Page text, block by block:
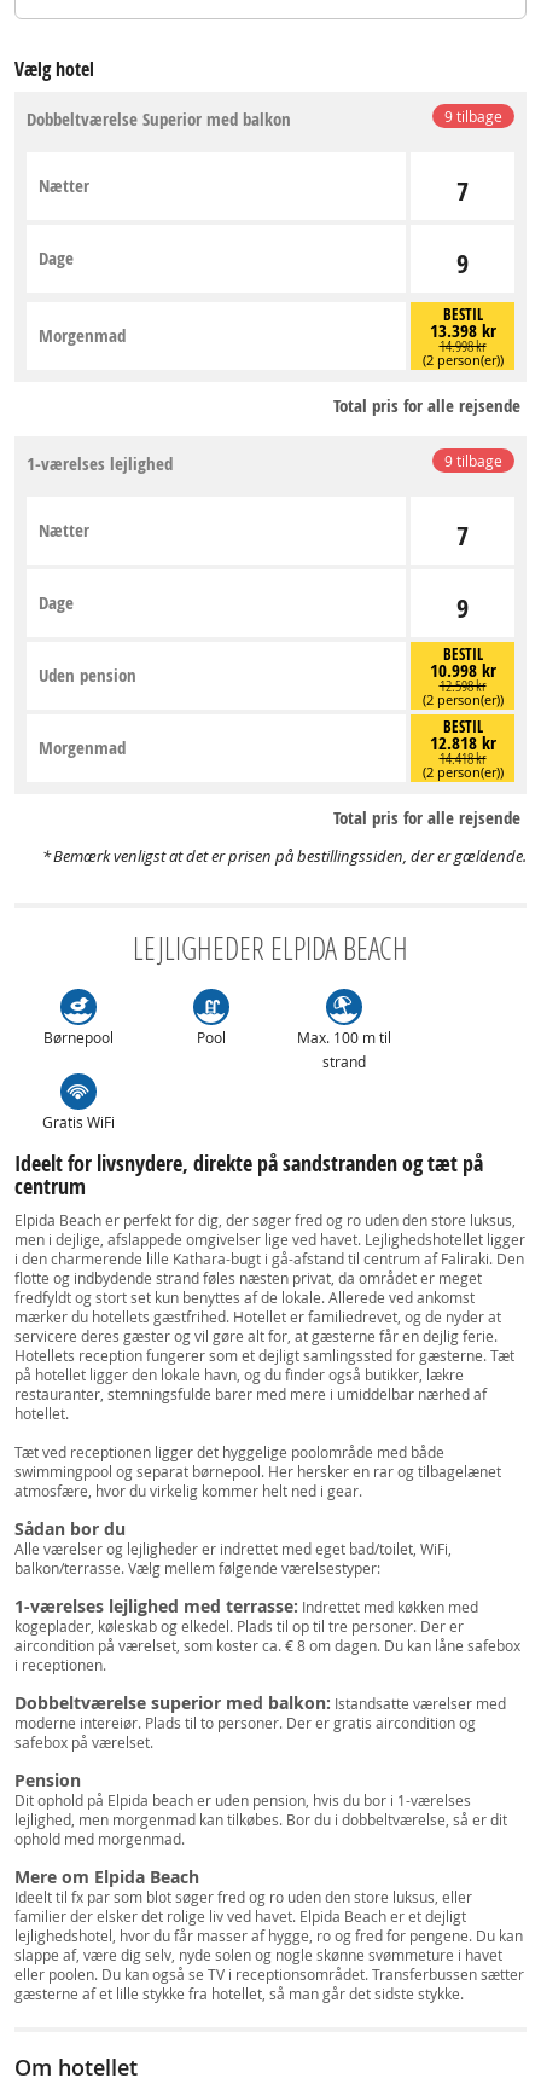
Vælg hotel
9 tilbage
Dobbeltværelse Superior med balkon
7
Nætter
9
Dage
BESTIL
13.398 kr
14.998 kr
(2 person(er))
Morgenmad
Total pris for alle rejsende
9 tilbage
1-værelses lejlighed
7
Nætter
9
Dage
BESTIL
10.998 kr
12.598 kr
(2 person(er))
Uden pension
BESTIL
12.818 kr
14.418 kr
(2 person(er))
Morgenmad
Total pris for alle rejsende
Bemærk venligst at det er prisen på bestillingssiden, der er gældende.
LEJLIGHEDER ELPIDA BEACH
Børnepool Pool
Max. 100 m til
strand
Gratis WiFi
Ideelt for livsnydere, direkte på sandstranden og tæt på
centrum
Elpida Beach er perfekt for dig, der søger fred og ro uden den store luksus,
men i dejlige, afslappede omgivelser lige ved havet. Lejlighedshotellet ligger
i den charmerende lille Kathara-bugt i gå-afstand til centrum af Faliraki. Den
flotte og indbydende strand føles næsten privat, da området er meget
fredfyldt og stort set kun benyttes af de lokale. Allerede ved ankomst
mærker du hotellets gæstfrihed. Hotellet er familiedrevet, og de nyder at
servicere deres gæster og vil gøre alt for, at gæsterne får en dejlig ferie.
Hotellets reception fungerer som et dejligt samlingssted for gæsterne. Tæt
på hotellet ligger den lokale havn, og du finder også butikker, lækre
restauranter, stemningsfulde barer med mere i umiddelbar nærhed af
hotellet.
Tæt ved receptionen ligger det hyggelige poolområde med både
swimmingpool og separat børnepool. Her hersker en rar og tilbagelænet
atmosfære, hvor du virkelig kommer helt ned i gear.
Sådan bor du
Alle værelser og lejligheder er indrettet med eget bad/toilet, WiFi,
balkon/terrasse. Vælg mellem følgende værelsestyper:
1-værelses lejlighed med terrasse: Indrettet med køkken med
kogeplader, køleskab og elkedel. Plads til op til tre personer. Der er
aircondition på værelset, som koster ca. € 8 om dagen. Du kan låne safebox
i receptionen.
Dobbeltværelse superior med balkon: Istandsatte værelser med
moderne intereiør. Plads til to personer. Der er gratis aircondition og
safebox på værelset.
Pension
Dit ophold på Elpida beach er uden pension, hvis du bor i 1-værelses
lejlighed, men morgenmad kan tilkøbes. Bor du i dobbeltværelse, så er dit
ophold med morgenmad.
Mere om Elpida Beach
Ideelt til fx par som blot søger fred og ro uden den store luksus, eller
familier der elsker det rolige liv ved havet. Elpida Beach er et dejligt
lejlighedshotel, hvor du får masser af hygge, ro og fred for pengene. Du kan
slappe af, være dig selv, nyde solen og nogle skønne svømmeture i havet
eller poolen. Du kan også se TV i receptionsområdet. Transferbussen sætter
gæsterne af et lille stykke fra hotellet, så man går det sidste stykke.
Om hotellet